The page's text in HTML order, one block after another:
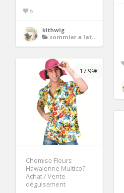
6
kithwig
sommier a latte
17.99€
Chemise Fleurs
Hawaienne Multico?
Achat / Vente
déguisement